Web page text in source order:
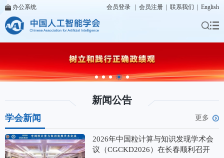
办公系统 会员登录 会员注册 联系我们 English
新闻公告
学会新闻 更多
2026年中国粒计算与知识发现学术会
议（CGCKD2026）在长春顺利召开